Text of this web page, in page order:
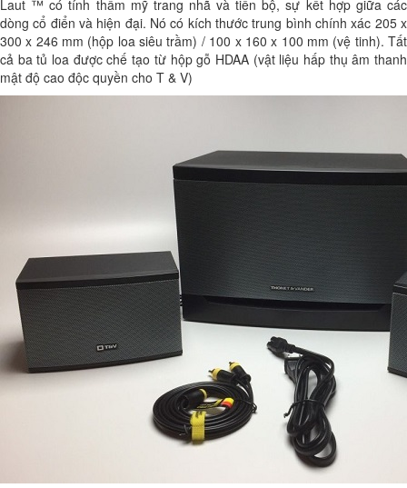
Laut ™ có tính thẩm mỹ trang nhã và tiến bộ, sự kết hợp giữa các
dòng cổ điển và hiện đại. Nó có kích thước trung bình chính xác 205 x
300 x 246 mm (hộp loa siêu trầm) / 100 x 160 x 100 mm (vệ tinh). Tất
cả ba tủ loa được chế tạo từ hộp gỗ HDAA (vật liệu hấp thụ âm thanh
mật độ cao độc quyền cho T & V)